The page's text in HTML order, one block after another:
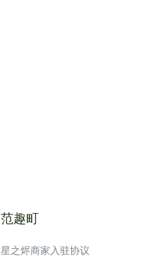
范趣町
星之烬商家入驻协议